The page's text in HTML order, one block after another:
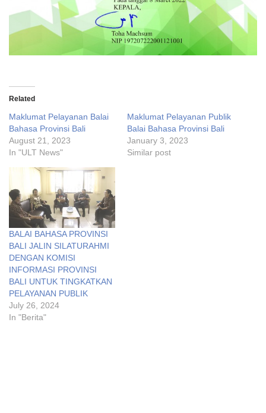
Related
Maklumat Pelayanan Balai
Bahasa Provinsi Bali
August 21, 2023
In "ULT News"
Maklumat Pelayanan Publik
Balai Bahasa Provinsi Bali
January 3, 2023
Similar post
BALAI BAHASA PROVINSI
BALI JALIN SILATURAHMI
DENGAN KOMISI
INFORMASI PROVINSI
BALI UNTUK TINGKATKAN
PELAYANAN PUBLIK
July 26, 2024
In "Berita"